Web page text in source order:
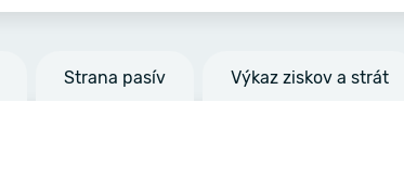
Strana pasív Výkaz ziskov a strát